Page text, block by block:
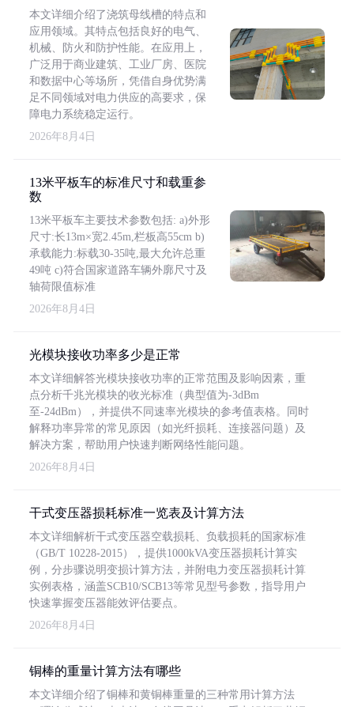
本文详细介绍了浇筑母线槽的特点和
应用领域。其特点包括良好的电气、
机械、防火和防护性能。在应用上，
广泛用于商业建筑、工业厂房、医院
和数据中心等场所，凭借自身优势满
足不同领域对电力供应的高要求，保
障电力系统稳定运行。
2026年8月4日
13米平板车的标准尺寸和载重参
数
13米平板车主要技术参数包括: a)外形
尺寸:长13m×宽2.45m,栏板高55cm b)
承载能力:标载30-35吨,最大允许总重
49吨 c)符合国家道路车辆外廓尺寸及
轴荷限值标准
2026年8月4日
光模块接收功率多少是正常
本文详细解答光模块接收功率的正常范围及影响因素，重
点分析千兆光模块的收光标准（典型值为-3dBm
至-24dBm），并提供不同速率光模块的参考值表格。同时
解释功率异常的常见原因（如光纤损耗、连接器问题）及
解决方案，帮助用户快速判断网络性能问题。
2026年8月4日
干式变压器损耗标准一览表及计算方法
本文详细解析干式变压器空载损耗、负载损耗的国家标准
（GB/T 10228-2015），提供1000kVA变压器损耗计算实
例，分步骤说明变损计算方法，并附电力变压器损耗计算
实例表格，涵盖SCB10/SCB13等常见型号参数，指导用户
快速掌握变压器能效评估要点。
2026年8月4日
铜棒的重量计算方法有哪些
本文详细介绍了铜棒和黄铜棒重量的三种常用计算方法